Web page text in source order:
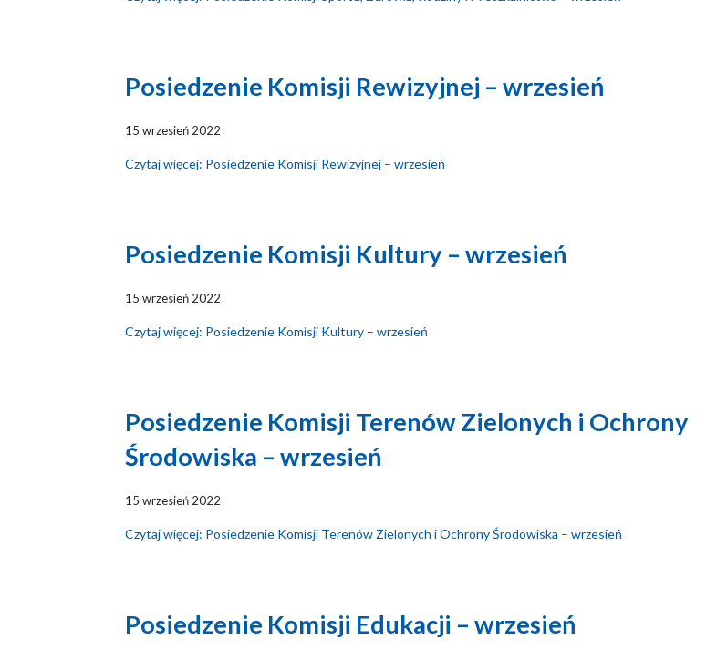
Posiedzenie Komisji Rewizyjnej – wrzesień
15 wrzesień 2022
Czytaj więcej: Posiedzenie Komisji Rewizyjnej – wrzesień
Posiedzenie Komisji Kultury – wrzesień
15 wrzesień 2022
Czytaj więcej: Posiedzenie Komisji Kultury – wrzesień
Posiedzenie Komisji Terenów Zielonych i Ochrony
Środowiska – wrzesień
15 wrzesień 2022
Czytaj więcej: Posiedzenie Komisji Terenów Zielonych i Ochrony Środowiska – wrzesień
Posiedzenie Komisji Edukacji – wrzesień